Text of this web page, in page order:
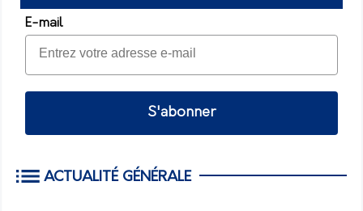
E-mail
S'abonner
ACTUALITÉ GÉNÉRALE